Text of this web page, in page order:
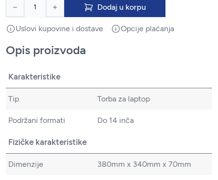
Dodaj u korpu
Uslovi kupovine i dostave Opcije plaćanja
Opis proizvoda
Karakteristike
Tip Torba za laptop
Podržani formati Do 14 inča
Fizičke karakteristike
Dimenzije 380mm x 340mm x 70mm